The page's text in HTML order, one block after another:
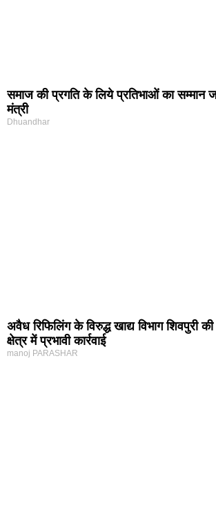
समाज की प्रगति के लिये प्रतिभाओं का सम्मान
मंत्री
Dhuandhar
अवैध रिफिलिंग के विरुद्ध खाद्य विभाग शिवपुरी
क्षेत्र में प्रभावी कार्रवाई
manoj PARASHAR